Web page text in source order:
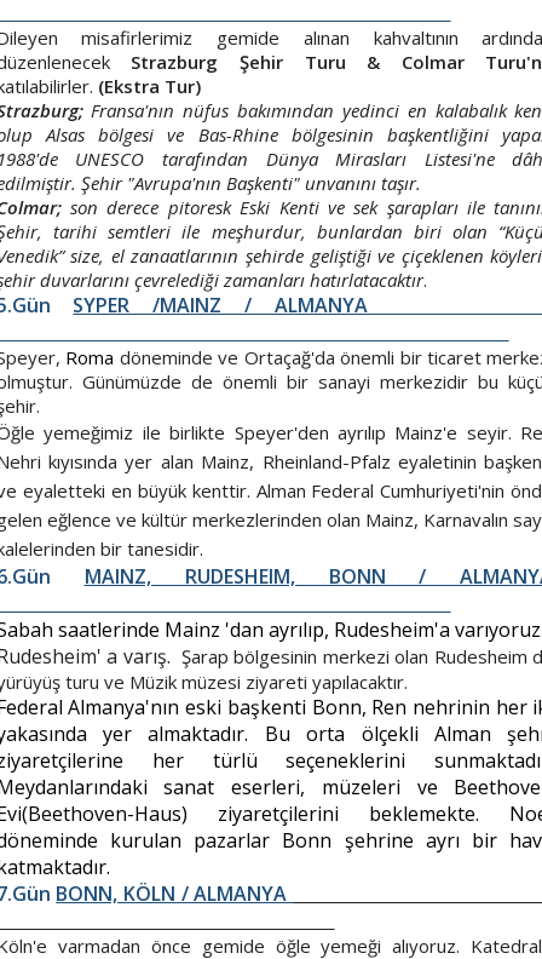
misafirlerimiz gemide alınan kahvaltının
Strazburg Şehir Turu &
Colmar
(Ekstra Tur)
Fransa'nın nüfus bakımından yedinci en kalabalık
Alsas bölgesi ve Bas-Rhine bölgesinin başkentliğini
UNESCO tarafından Dünya Mirasları Listesi'ne
Şehir "Avrupa'nın Başkenti" unvanını taşır.
son derece pitoresk Eski Kenti ve sek şarapları ile
tarihi semtleri ile meşhurdur, bunlardan biri olan
size, el zanaatlarının şehirde geliştiği ve çiçeklenen
duvarlarını çevrelediği zamanları hatırlatacaktır.
SYPER /MAINZ /
Roma döneminde ve Ortaçağ'da önemli bir ticaret
Günümüzde de önemli bir sanayi merkezidir bu
yemeğimiz ile birlikte Speyer'den ayrılıp Mainz'e seyir.
kıyısında yer alan Mainz, Rheinland-Pfalz eyaletinin
eyaletteki en büyük kenttir. Alman Federal Cumhuriyeti'nin
eğlence ve kültür merkezlerinden olan Mainz, Karnavalın
bir tanesidir.
MAINZ, RUDESHEIM, BONN /
saatlerinde Mainz 'dan ayrılıp, Rudesheim'a
a varış. Şarap bölgesinin merkezi olan Rudesheim
turu ve Müzik müzesi ziyareti yapılacaktır.
Almanya'nın eski başkenti Bonn, Ren nehrinin her
yer almaktadır. Bu orta ölçekli Alman
her türlü seçeneklerini
sanat eserleri, müzeleri ve
Haus) ziyaretçilerini beklemekte.
kurulan pazarlar Bonn şehrine ayrı bir
BONN, KÖLN / ALMANYA
varmadan önce gemide öğle yemeği alıyoruz.